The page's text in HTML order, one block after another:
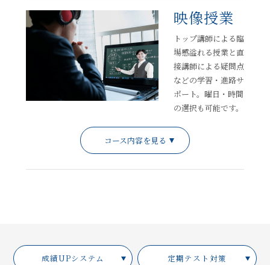
映像授業
トップ講師による臨
場感溢れる授業と直
接講師による疑問点
などの学習・進路サ
ポート。曜日・時間
の選択も可能です。
コース内容を見る
成績UPシステム 定期テスト対策